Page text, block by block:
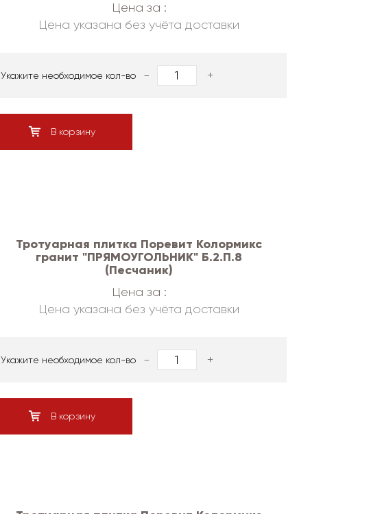
Цена за :
Цена указана без учёта доставки
Укажите необходимое кол-во - +
В корзину
Тротуарная плитка Поревит Колормикс
гранит "ПРЯМОУГОЛЬНИК" Б.2.П.8
(Песчаник)
Цена за :
Цена указана без учёта доставки
Укажите необходимое кол-во - +
В корзину